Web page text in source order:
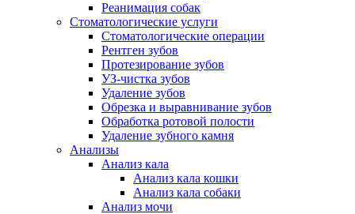
Реанимация собак
Стоматологические услуги
Стоматологические операции
Рентген зубов
Протезирование зубов
УЗ-чистка зубов
Удаление зубов
Обрезка и выравнивание зубов
Обработка ротовой полости
Удаление зубного камня
Анализы
Анализ кала
Анализ кала кошки
Анализ кала собаки
Анализ мочи